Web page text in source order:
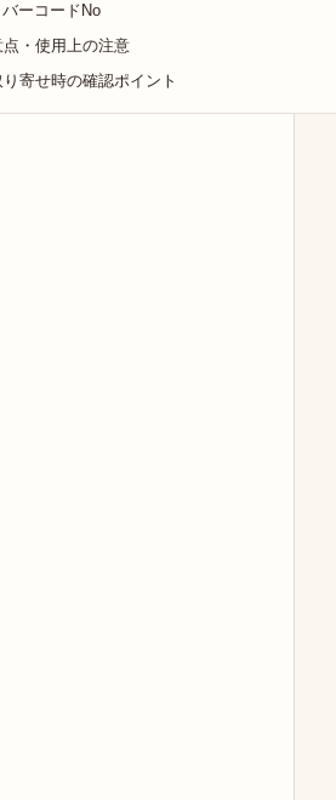
ーコードNo
・使用上の注意
寄せ時の確認ポイント